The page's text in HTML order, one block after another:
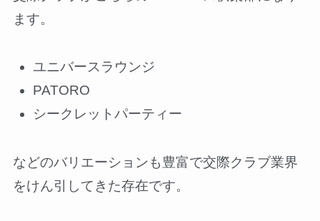
ます。
ユニバースラウンジ
PATORO
シークレットパーティー
などのバリエーションも豊富で交際クラブ業界
をけん引してきた存在です。